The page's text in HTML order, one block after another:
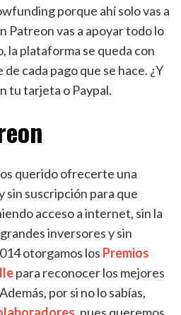
porque ahí solo vas a
Patreon vas a apoyar todo lo
la plataforma se queda con
cada pago que se hace. ¿Y
tu tarjeta o Paypal.
querido ofrecerte una
sin suscripción para que
acceso a internet, sin la
inversores y sin
otorgamos los Premios
para reconocer los mejores
por si no lo sabías,